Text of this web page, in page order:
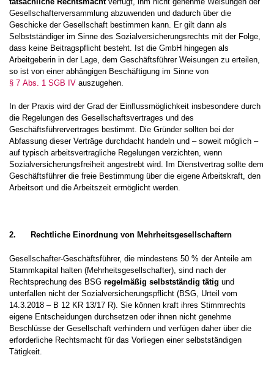
Gesellschafterversammlung abzuwenden und dadurch über die
Geschicke der Gesellschaft bestimmen kann. Er gilt dann als
Selbstständiger im Sinne des Sozialversicherungsrechts mit der Folge,
dass keine Beitragspflicht besteht. Ist die GmbH hingegen als
Arbeitgeberin in der Lage, dem Geschäftsführer Weisungen zu erteilen,
so ist von einer abhängigen Beschäftigung im Sinne von
§ 7 Abs. 1 SGB IV auszugehen.
In der Praxis wird der Grad der Einflussmöglichkeit insbesondere durch
die Regelungen des Gesellschaftsvertrages und des
Geschäftsführervertrages bestimmt. Die Gründer sollten bei der
Abfassung dieser Verträge durchdacht handeln und – soweit möglich –
auf typisch arbeitsvertragliche Regelungen verzichten, wenn
Sozialversicherungsfreiheit angestrebt wird. Im Dienstvertrag sollte dem
Geschäftsführer die freie Bestimmung über die eigene Arbeitskraft, den
Arbeitsort und die Arbeitszeit ermöglicht werden.
2. Rechtliche Einordnung von Mehrheitsgesellschaftern
Gesellschafter-Geschäftsführer, die mindestens 50 % der Anteile am
Stammkapital halten (Mehrheitsgesellschafter), sind nach der
Rechtsprechung des BSG regelmäßig selbstständig tätig und
unterfallen nicht der Sozialversicherungspflicht (BSG, Urteil vom
14.3.2018 – B 12 KR 13/17 R). Sie können kraft ihres Stimmrechts
eigene Entscheidungen durchsetzen oder ihnen nicht genehme
Beschlüsse der Gesellschaft verhindern und verfügen daher über die
erforderliche Rechtsmacht für das Vorliegen einer selbstständigen
Tätigkeit.